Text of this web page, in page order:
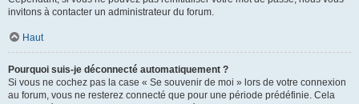
invitons à contacter un administrateur du forum.
Haut
Pourquoi suis-je déconnecté automatiquement ?
Si vous ne cochez pas la case « Se souvenir de moi » lors de votre connexion
au forum, vous ne resterez connecté que pour une période prédéfinie. Cela